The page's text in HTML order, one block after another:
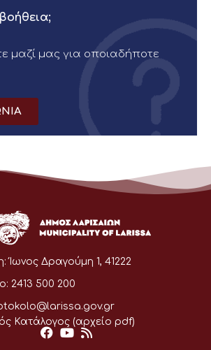
μαζί μας για οποιαδήποτε
Ίωνος Δραγούμη 1, 41222
2413 500 200
Κατάλογος (αρχείο pdf)